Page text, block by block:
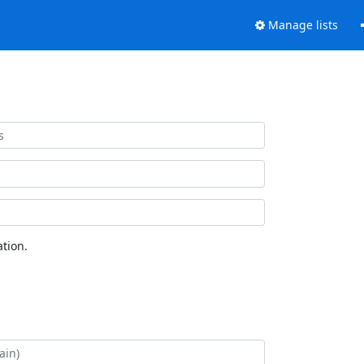
Manage lists